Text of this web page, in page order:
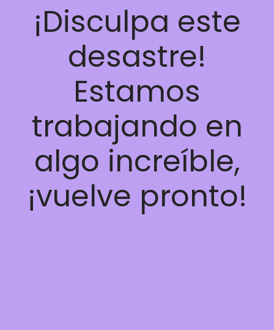
¡Disculpa este
desastre!
Estamos
trabajando en
algo increíble,
¡vuelve pronto!